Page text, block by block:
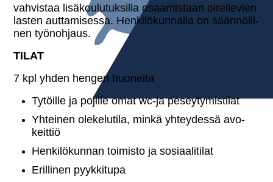
vahvistaa li­sä­kou­lu­tuk­sil­la osaa­mis­taan oi­rei­le­vien
lasten aut­ta­mi­ses­sa. Hen­ki­lö­kun­nal­la on sään­nöl­li­
nen työ­noh­jaus.
TILAT
7 kpl yhden hengen huoneita
Tytöille ja pojille omat wc-ja peseytymistilat
Yhteinen ole­ke­lu­ti­la, minkä yh­tey­des­sä avo­
keit­tiö
Hen­ki­lö­kun­nan toimisto ja so­si­aa­li­ti­lat
Erillinen pyyk­ki­tu­pa